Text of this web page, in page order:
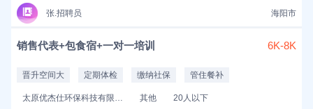
张.招聘员 海阳市
销售代表+包食宿+一对一培训 6K-8K
晋升空间大 定期体检 缴纳社保 管住餐补
太原优杰仕环保科技有限公司 其他 20人以下